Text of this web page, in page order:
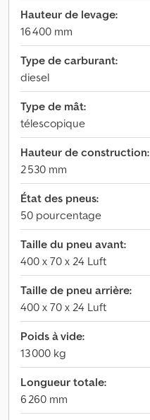
Hauteur de levage:
16 400 mm
Type de carburant:
diesel
Type de mât:
télescopique
Hauteur de construction:
2 530 mm
État des pneus:
50 pourcentage
Taille du pneu avant:
400 x 70 x 24 Luft
Taille de pneu arrière:
400 x 70 x 24 Luft
Poids à vide:
13 000 kg
Longueur totale:
6 260 mm